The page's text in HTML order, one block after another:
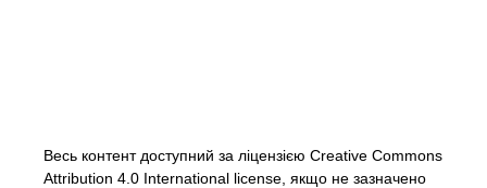
Весь контент доступний за ліцензією Creative Commons
Attribution 4.0 International license, якщо не зазначено